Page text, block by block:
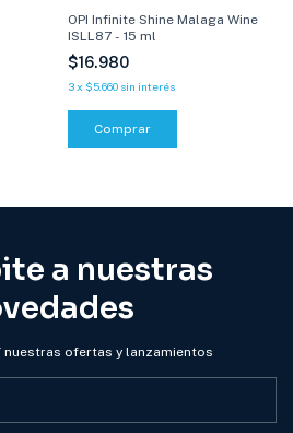
OPI Infinite Shine Malaga Wine
ISLL87 - 15 ml
$16.980
3 x $5.660 sin interés
Comprar
a nuestras
nuestras ofertas y lanzamientos